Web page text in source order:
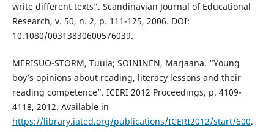
write different texts”. Scandinavian Journal of Educational
Research, v. 50, n. 2, p. 111-125, 2006. DOI:
10.1080/00313830600576039.
MERISUO-STORM, Tuula; SOININEN, Marjaana. “Young
boy’s opinions about reading, literacy lessons and their
reading competence”. ICERI 2012 Proceedings, p. 4109-
4118, 2012. Available in
https://library.iated.org/publications/ICERI2012/start/600.